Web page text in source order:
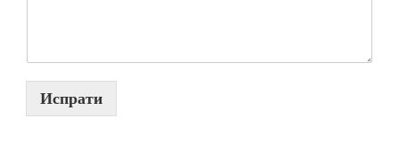
Испрати